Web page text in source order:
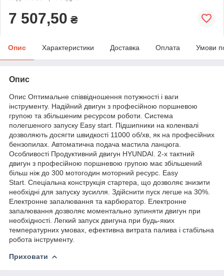
7 507,50 ₴
Опис Характеристики Доставка Оплата Умови
Опис
Опис Оптимальне співвідношення потужності і ваги
інструменту. Надійний двигун з професійною поршневою
групою та збільшеним ресурсом роботи. Система
полегшеного запуску Easy start. Підшипники на коленвалі
дозволяють досягти швидкості 11000 об/хв, як на професійних
бензопилах. Автоматична подача мастила ланцюга.
Особливості Продуктивний двигун HYUNDAI. 2-х тактний
двигун з професійною поршневою групою має збільшений
більш ніж до 300 мотогодин моторний ресурс. Easy
Start. Спеціальна конструкція стартера, що дозволяє знизити
необхідні для запуску зусилля. Здійснити пуск легше на 30%.
Електронне запалювання та карбюратор. Електронне
запалювання дозволяє моментально зупиняти двигун при
необхідності. Легкий запуск двигуна при будь-яких
температурних умовах, ефективна витрата палива і стабільна
робота інструменту.
Приховати